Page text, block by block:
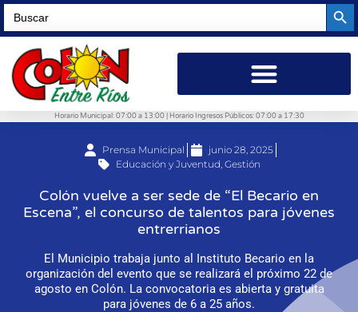
Search
for:
Horario Municipal: 07:00 a 13:00 | Horario Ingresos Públicos: 07:00 a 17:30
Prensa Municipal
junio 28, 2025
Educación y Juventud Gestión
Colón vuelve a ser sede de “El Becario en
Escena”, el concurso de talentos para jóvenes
entrerrianos
El Municipio trabaja junto al Instituto Becario en la
organización del evento que se realizará el próximo 22 de
agosto en Colón. La convocatoria es abierta y gratuita
para jóvenes de 6 a 25 años.